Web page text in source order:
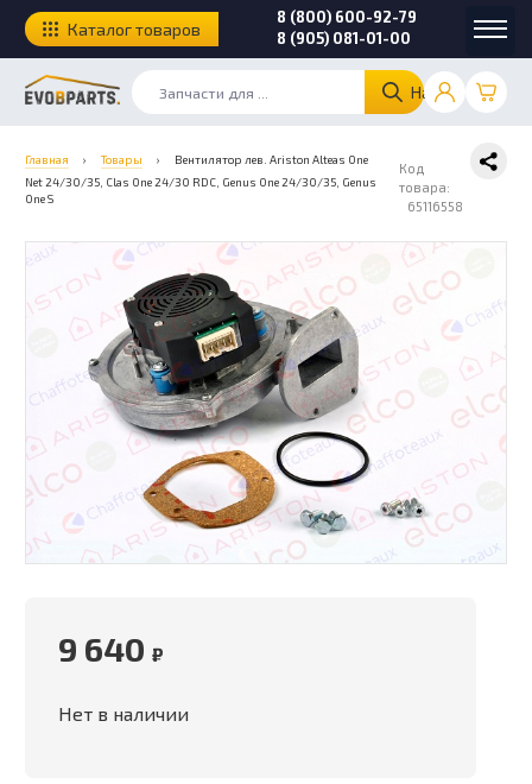
Найти
8 (800) 600-92-79
8 (905) 081-01-00
Каталог товаров
Главная › Товары ›
Вентилятор лев. Ariston Alteas One
Net 24/30/35, Clas One 24/30 RDC, Genus One 24/30/35, Genus
One S
Код
товара:
65116558
9 640 ₽
Нет в наличии